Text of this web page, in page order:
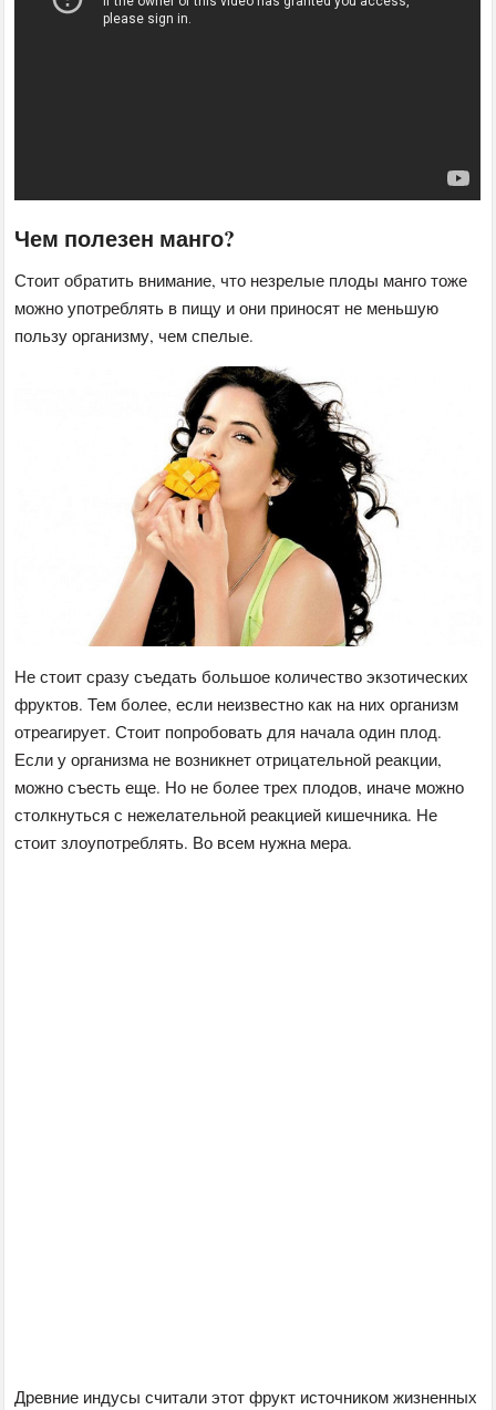
Чем полезен манго?
Стоит обратить внимание, что незрелые плоды манго тоже
можно употреблять в пищу и они приносят не меньшую
пользу организму, чем спелые.
Не стоит сразу съедать большое количество экзотических
фруктов. Тем более, если неизвестно как на них организм
отреагирует. Стоит попробовать для начала один плод.
Если у организма не возникнет отрицательной реакции,
можно съесть еще. Но не более трех плодов, иначе можно
столкнуться с нежелательной реакцией кишечника. Не
стоит злоупотреблять. Во всем нужна мера.
Древние индусы считали этот фрукт источником жизненных